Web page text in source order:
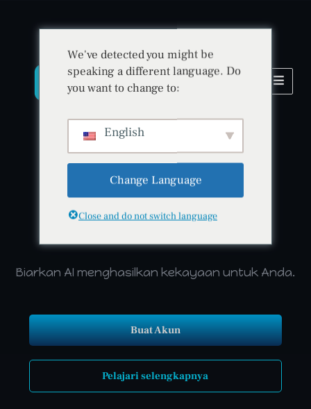
Kecerdasan Buatan • Keamanan • Inovasi
BitradeX
Biarkan AI menghasilkan kekayaan untuk Anda.
Buat Akun
Pelajari selengkapnya
We've detected you might be
speaking a different language. Do
you want to change to:
English
Change Language
Close and do not switch language